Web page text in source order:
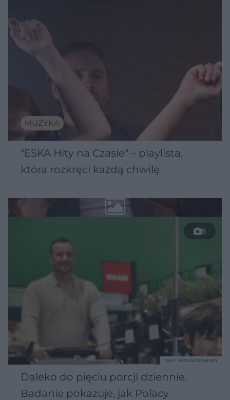
MUZYKA
"ESKA Hity na Czasie" – playlista,
która rozkręci każdą chwilę
5
Daleko do pięciu porcji dziennie.
Badanie pokazuje, jak Polacy
TEKST SPONSOROWANY